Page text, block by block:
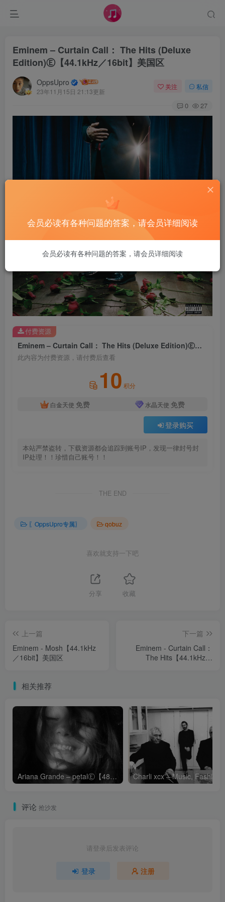
Eminem – Curtain Call： The Hits (Deluxe
Edition)Ⓔ【44.1kHz／16bit】美国区
OppsUpro
23年11月15日 21:13更新
关注 私信
0 27
Eminem – Curtain Call： The Hits (Deluxe Edition)Ⓔ【44.1kHz／16bit】美国区
此内容为付费资源，请付费后查看
10 积分
白金天使 免费 水晶天使 免费
登录购买
本站严禁盗转，下载资源都会追踪到账号IP，发现一律封号封
IP处理！！珍惜自己账号！！
付费资源
THE END
〖OppsUpro专属〗 qobuz
喜欢就支持一下吧
分享 收藏
上一篇
Eminem - Mosh【44.1kHz
／16bit】美国区
下一篇
Eminem - Curtain Call：
The Hits【44.1kHz／
相关推荐
Ariana Grande – petalⒺ【48kHz／24bit】英国区
评论 抢沙发
请登录后发表评论
登录 注册
会员必读有各种问题的答案，请会员详细阅读
会员必读有各种问题的答案，请会员详细阅读